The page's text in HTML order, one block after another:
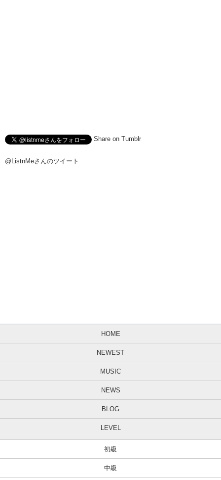
Share on Tumblr
@ListnMeさんのツイート
HOME
NEWEST
MUSIC
NEWS
BLOG
LEVEL
初級
中級